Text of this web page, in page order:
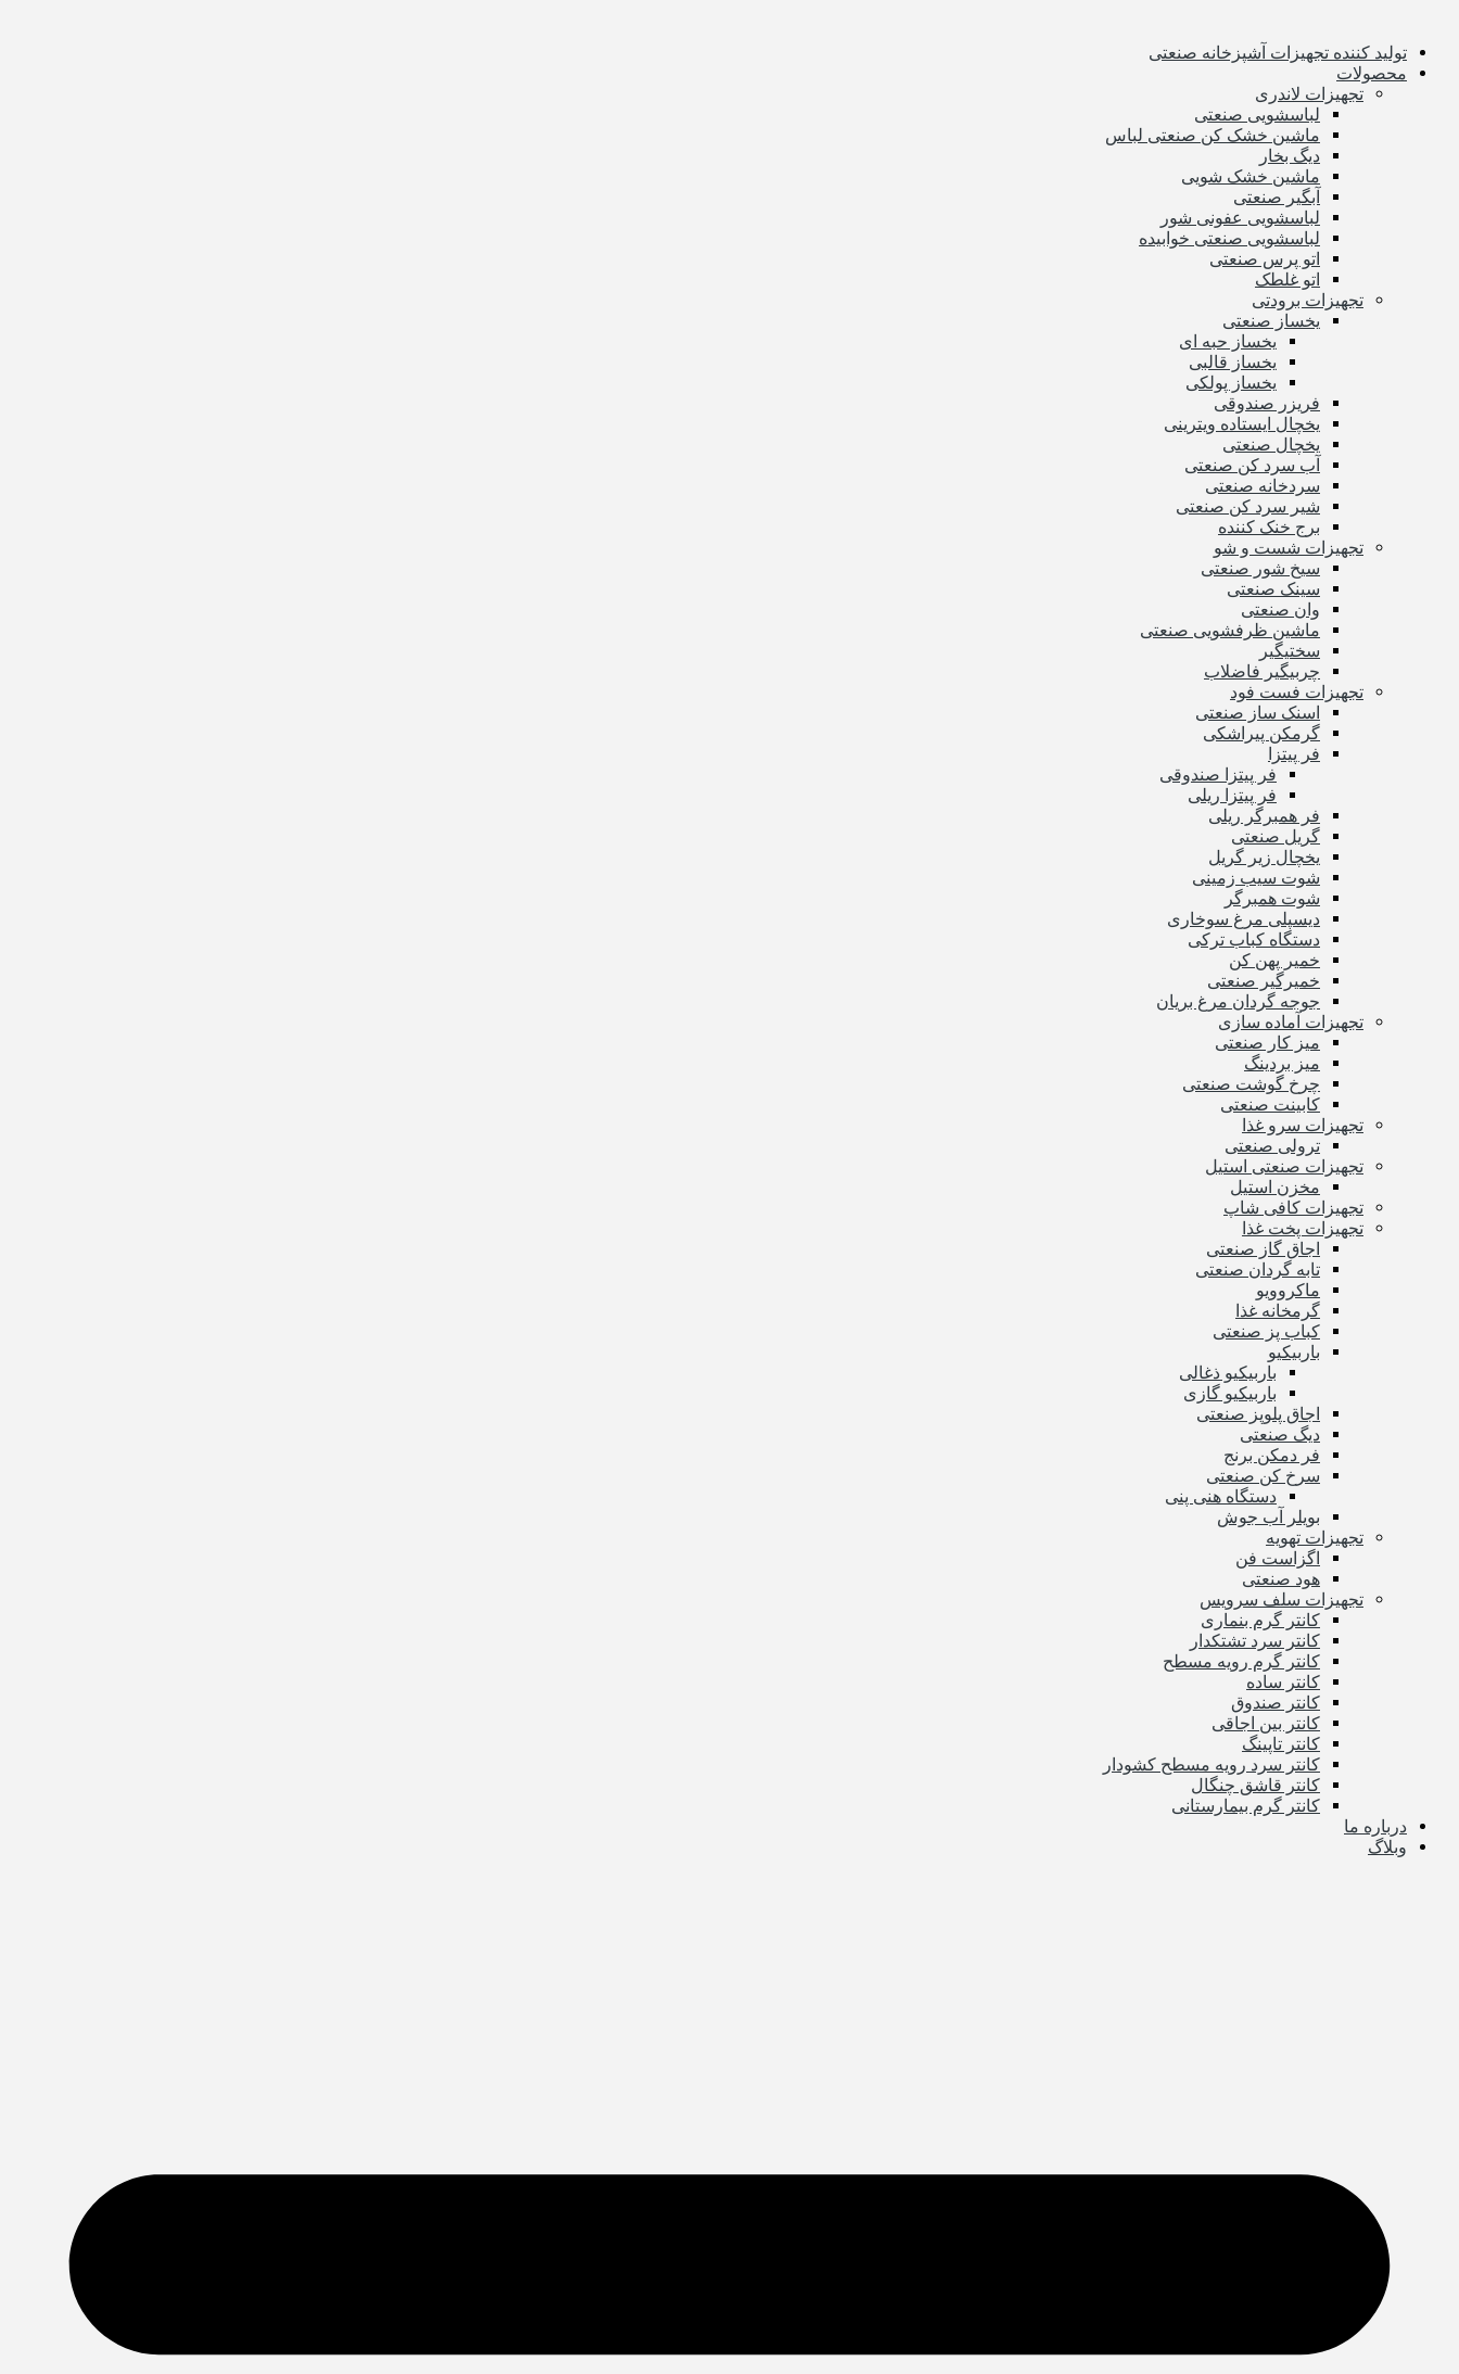
تولید کننده تجهیزات آشپزخانه صنعتی
محصولات
تجهیزات لاندری
لباسشویی صنعتی
ماشین خشک کن صنعتی لباس
دیگ بخار
ماشین خشک شویی
آبگیر صنعتی
لباسشویی عفونی شور
لباسشویی صنعتی خوابیده
اتو پرس صنعتی
اتو غلطک
تجهیزات برودتی
یخساز صنعتی
یخساز حبه ای
یخساز قالبی
یخساز پولکی
فریزر صندوقی
یخچال ایستاده ویترینی
یخچال صنعتی
آب سرد کن صنعتی
سردخانه صنعتی
شیر سرد کن صنعتی
برج خنک کننده
تجهیزات شست و شو
سیخ شور صنعتی
سینک صنعتی
وان صنعتی
ماشین ظرفشویی صنعتی
سختیگیر
چربیگیر فاضلاب
تجهیزات فست فود
اسنک ساز صنعتی
گرمکن پیراشکی
فر پیتزا
فر پیتزا صندوقی
فر پیتزا ریلی
فر همبرگر ریلی
گریل صنعتی
یخچال زیر گریل
شوت سیب زمینی
شوت همبرگر
دیسپلی مرغ سوخاری
دستگاه کباب ترکی
خمیر پهن کن
خمیرگیر صنعتی
جوجه گردان مرغ بریان
تجهیزات آماده سازی
میز کار صنعتی
میز بردینگ
چرخ گوشت صنعتی
کابینت صنعتی
تجهیزات سرو غذا
ترولی صنعتی
تجهیزات صنعتی استیل
مخزن استیل
تجهیزات کافی شاپ
تجهیزات پخت غذا
اجاق گاز صنعتی
تابه گردان صنعتی
ماکروویو
گرمخانه غذا
کباب پز صنعتی
باربیکیو
باربیکیو ذغالی
باربیکیو گازی
اجاق پلوپز صنعتی
دیگ صنعتی
فر دمکن برنج
سرخ کن صنعتی
دستگاه هنی پنی
بویلر آب جوش
تجهیزات تهویه
اگزاست فن
هود صنعتی
تجهیزات سلف سرویس
کانتر گرم بنماری
کانتر سرد تشتکدار
کانتر گرم رویه مسطح
کانتر ساده
کانتر صندوق
کانتر بین اجاقی
کانتر تاپینگ
کانتر سرد رویه مسطح کشودار
کانتر قاشق چنگال
کانتر گرم بیمارستانی
درباره ما
وبلاگ